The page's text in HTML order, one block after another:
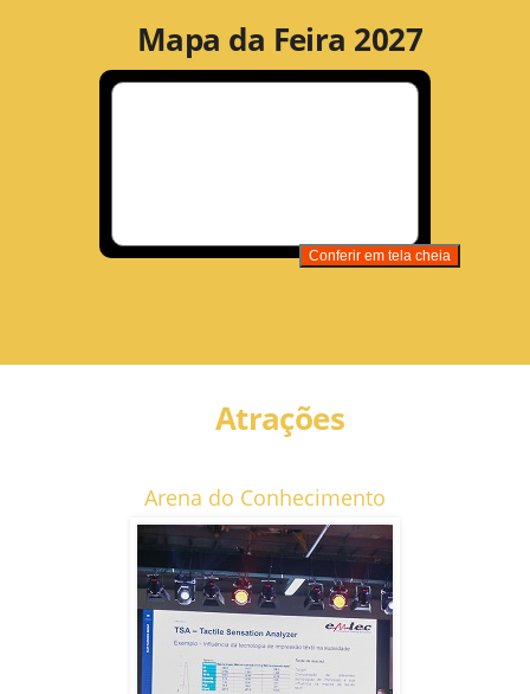
Mapa da Feira 2027
Conferir em tela cheia
Atrações
Arena do Conhecimento